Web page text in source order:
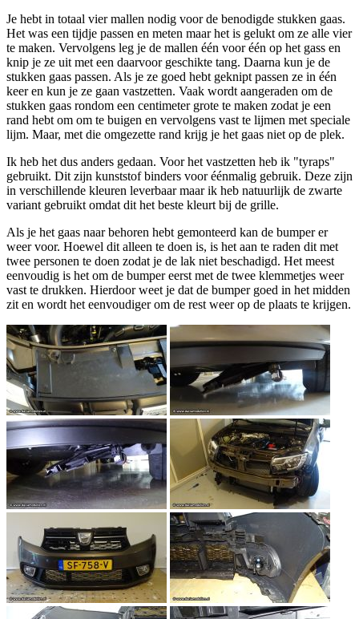
Je hebt in totaal vier mallen nodig voor de benodigde stukken gaas.
Het was een tijdje passen en meten maar het is gelukt om ze alle vier
te maken. Vervolgens leg je de mallen één voor één op het gass en
knip je ze uit met een daarvoor geschikte tang. Daarna kun je de
stukken gaas passen. Als je ze goed hebt geknipt passen ze in één
keer en kun je ze gaan vastzetten. Vaak wordt aangeraden om de
stukken gaas rondom een centimeter grote te maken zodat je een
rand hebt om om te buigen en vervolgens vast te lijmen met speciale
lijm. Maar, met die omgezette rand krijg je het gaas niet op de plek.
Ik heb het dus anders gedaan. Voor het vastzetten heb ik "tyraps"
gebruikt. Dit zijn kunststof binders voor éénmalig gebruik. Deze zijn
in verschillende kleuren leverbaar maar ik heb natuurlijk de zwarte
variant gebruikt omdat dit het beste kleurt bij de grille.
Als je het gaas naar behoren hebt gemonteerd kan de bumper er
weer voor. Hoewel dit alleen te doen is, is het aan te raden dit met
twee personen te doen zodat je de lak niet beschadigd. Het meest
eenvoudig is het om de bumper eerst met de twee klemmetjes weer
vast te drukken. Hierdoor weet je dat de bumper goed in het midden
zit en wordt het eenvoudiger om de rest weer op de plaats te krijgen.